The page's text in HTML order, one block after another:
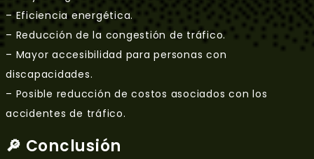
– Eficiencia energética.
– Reducción de la congestión de tráfico.
– Mayor accesibilidad para personas con
discapacidades.
– Posible reducción de costos asociados con los
accidentes de tráfico.
🔎 Conclusión